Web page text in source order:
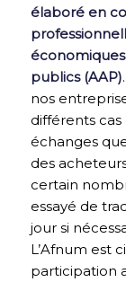
élaboré en
économiques
publics (AAP)
nos
différents cas
échanges
des
certain
essayé de
jour si
L’Afnum est
participation